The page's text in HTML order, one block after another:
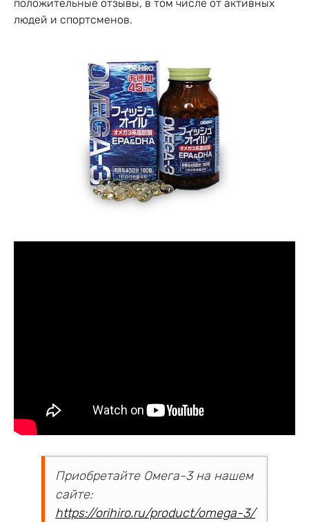
положительные отзывы, в том числе от активных
людей и спортсменов.
Приобретайте Омега-3 на нашем
сайте:
https://orihiro.ru/product/omega-3/